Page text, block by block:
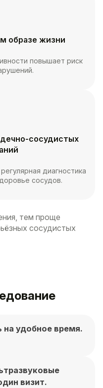
образе жизни
повышает риск
сосудистых
диагностика
сосудов.
тем проще
сосудистых
на удобное время.
визит.